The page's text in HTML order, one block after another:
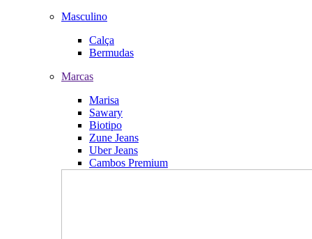
Masculino
Calça
Bermudas
Marcas
Marisa
Sawary
Biotipo
Zune Jeans
Uber Jeans
Cambos Premium